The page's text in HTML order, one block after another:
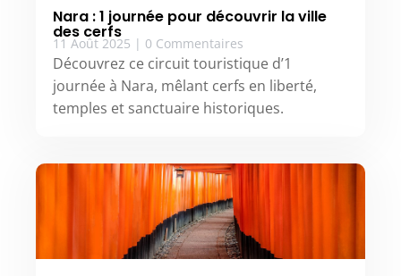
Nara : 1 journée pour découvrir la ville
des cerfs
11 Août 2025 | 0 Commentaires
Découvrez ce circuit touristique d’1
journée à Nara, mêlant cerfs en liberté,
temples et sanctuaire historiques.